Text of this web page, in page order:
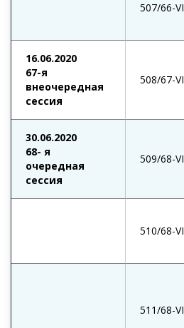
507/66-VI
16.06.2020
67-я
внеочередная
сессия
508/67-VI
30.06.2020
68- я
очередная
сессия
509/68-VI
510/68-VI
511/68-VI